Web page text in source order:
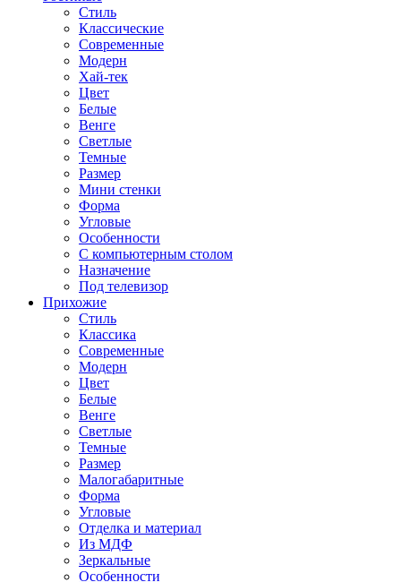
Стиль
Классические
Современные
Модерн
Хай-тек
Цвет
Белые
Венге
Светлые
Темные
Размер
Мини стенки
Форма
Угловые
Особенности
С компьютерным столом
Назначение
Под телевизор
Прихожие
Стиль
Классика
Современные
Модерн
Цвет
Белые
Венге
Светлые
Темные
Размер
Малогабаритные
Форма
Угловые
Отделка и материал
Из МДФ
Зеркальные
Особенности